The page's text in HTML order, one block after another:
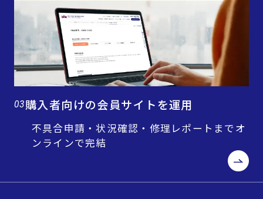
03購入者向けの会員サイトを運用
不具合申請・状況確認・修理レポートまでオ
ンラインで完結